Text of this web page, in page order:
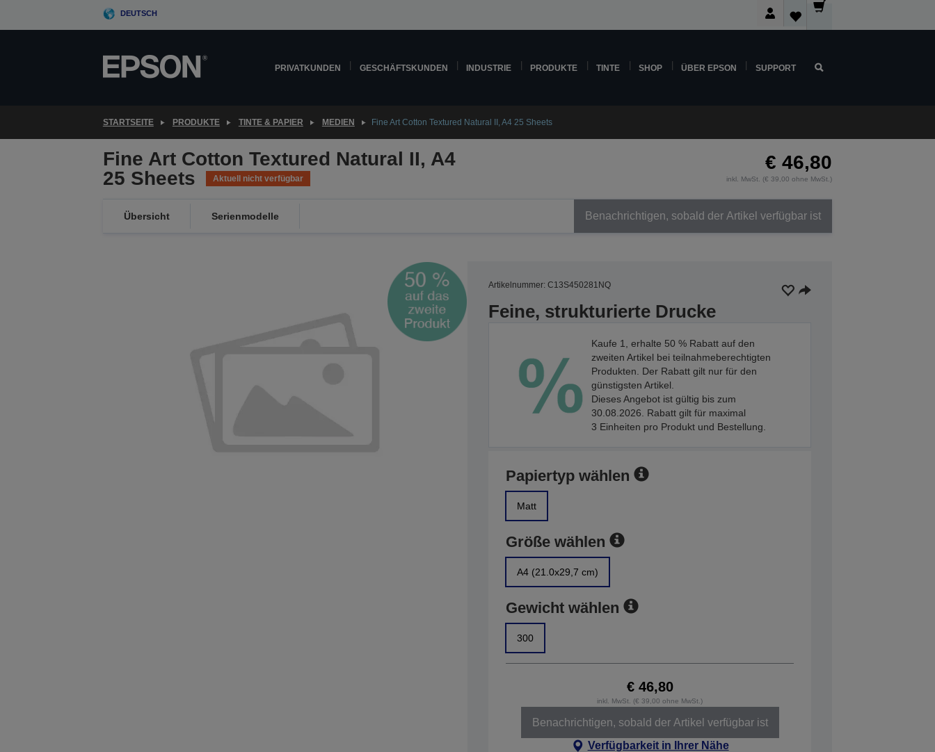
DEUTSCH
PRIVATKUNDEN GESCHÄFTSKUNDEN INDUSTRIE PRODUKTE TINTE SHOP ÜBER EPSON SUPPORT
STARTSEITE PRODUKTE TINTE & PAPIER MEDIEN Fine Art Cotton Textured Natural II, A4 25 Sheets
Fine Art Cotton Textured Natural II, A4
25 Sheets
Aktuell nicht verfügbar
€ 46,80
inkl. MwSt. (€ 39,00 ohne MwSt.)
Übersicht Serienmodelle Benachrichtigen, sobald der Artikel verfügbar ist
Artikelnummer: C13S450281NQ
Feine, strukturierte Drucke
Kaufe 1, erhalte 50 % Rabatt auf den
zweiten Artikel bei teilnahmeberechtigten
Produkten. Der Rabatt gilt nur für den
günstigsten Artikel.
Dieses Angebot ist gültig bis zum
30.08.2026. Rabatt gilt für maximal
3 Einheiten pro Produkt und Bestellung.
Papiertyp wählen
Matt
Größe wählen
A4 (21.0x29,7 cm)
Gewicht wählen
300
€ 46,80
inkl. MwSt. (€ 39,00 ohne MwSt.)
Benachrichtigen, sobald der Artikel verfügbar ist
Verfügbarkeit in Ihrer Nähe